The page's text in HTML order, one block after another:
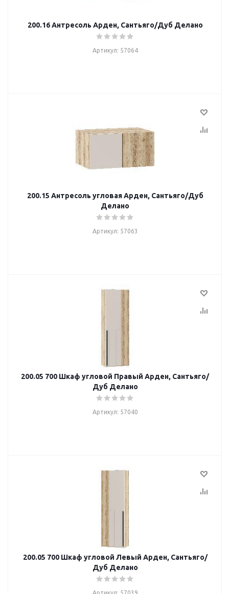
200.16 Антресоль Арден, Сантьяго/Дуб Делано
Артикул: 57064
200.15 Антресоль угловая Арден, Сантьяго/Дуб
Делано
Артикул: 57063
200.05 700 Шкаф угловой Правый Арден, Сантьяго/
Дуб Делано
Артикул: 57040
200.05 700 Шкаф угловой Левый Арден, Сантьяго/
Дуб Делано